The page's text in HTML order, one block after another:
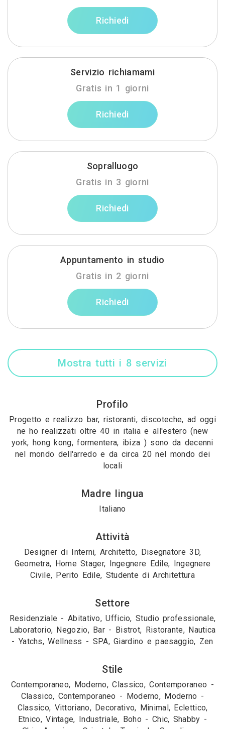
Richiedi
Servizio richiamami
Gratis in 1 giorni
Richiedi
Sopralluogo
Gratis in 3 giorni
Richiedi
Appuntamento in studio
Gratis in 2 giorni
Richiedi
Mostra tutti i 8 servizi
Profilo
Progetto e realizzo bar, ristoranti, discoteche, ad oggi
ne ho realizzati oltre 40 in italia e all'estero (new
york, hong kong, formentera, ibiza ) sono da decenni
nel mondo dell'arredo e da circa 20 nel mondo dei
locali
Madre lingua
Italiano
Attività
Designer di Interni, Architetto, Disegnatore 3D,
Geometra, Home Stager, Ingegnere Edile, Ingegnere
Civile, Perito Edile, Studente di Architettura
Settore
Residenziale - Abitativo, Ufficio, Studio professionale,
Laboratorio, Negozio, Bar - Bistrot, Ristorante, Nautica
- Yatchs, Wellness - SPA, Giardino e paesaggio, Zen
Stile
Contemporaneo, Moderno, Classico, Contemporaneo -
Classico, Contemporaneo - Moderno, Moderno -
Classico, Vittoriano, Decorativo, Minimal, Eclettico,
Etnico, Vintage, Industriale, Boho - Chic, Shabby -